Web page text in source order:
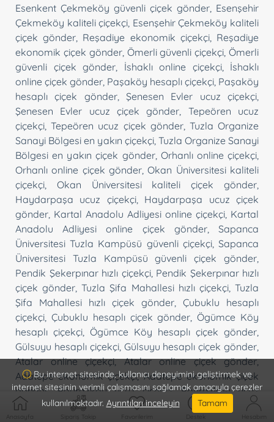
Esenkent Çekmeköy güvenli çiçek gönder Esenşehir
Çekmeköy kaliteli çiçekçi Esenşehir Çekmeköy kaliteli
çiçek gönder Reşadiye ekonomik çiçekçi, Reşadiye
ekonomik çiçek gönder, Ömerli güvenli çiçekçi ,Ömerli
güvenli çiçek gönder
İshaklı online çiçekçi, İshaklı
online çiçek gönder Paşaköy hesaplı çiçekçi Paşaköy
hesaplı çiçek gönder,Şenesen Evler ucuz çiçekçi
Şenesen Evler ucuz çiçek gönder
Tepeören ucuz
çiçekçi ,Tepeören ucuz çiçek gönder, Tuzla Organize
Sanayi Bölgesi en yakın çiçekçi Tuzla Organize Sanayi
Bölgesi en yakın çiçek gönder, Orhanlı online çiçekçi
Orhanlı online çiçek gönder ,Okan Üniversitesi kaliteli
çiçekçi
Okan Üniversitesi kaliteli çiçek gönder
Haydarpaşa ucuz çiçekçi, Haydarpaşa ucuz çiçek
gönder Kartal Anadolu Adliyesi online çiçekçi Kartal
Anadolu Adliyesi online çiçek gönder,Sapanca
Üniversitesi Tuzla Kampüsü güvenli çiçekçi,Sapanca
Üniversitesi Tuzla Kampüsü güvenli çiçek gönder
Pendik Şekerpınar hızlı çiçekçi, Pendik Şekerpınar hızlı
çiçek gönder ,Tuzla Şifa Mahallesi hızlı çiçekçi,Tuzla
Şifa Mahallesi hızlı çiçek gönder
Çubuklu hesaplı
çiçekçi Çubuklu hesaplı çiçek gönder ,Ögümce Köy
hesaplı çiçekçi Ögümce Köy hesaplı çiçek gönder
Gülsuyu hesaplı çiçekçi, Gülsuyu hesaplı çiçek gönder
Atalar online çiçekçi,Atalar online çiçek gönder,
Adatepe ekonomik çiçekçi,Adatepe ekonomik çiçek
gönder,Poyrazköy ucuz çiçekçi,Poyrazköy ucuz
çiçek gönder,Anadolu Feneri ucuz çiçekçi,Anadolu
Anasayfa Sipariş Takip Favorilerim Destek Hesabım
Bu internet sitesinde, kullanıcı deneyimini geliştirmek ve
internet sitesinin verimli çalışmasını sağlamak amacıyla çerezler
kullanılmaktadır. Ayrıntıları inceleyin Tamam